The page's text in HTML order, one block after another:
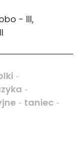
- III,
-
-
- taniec -